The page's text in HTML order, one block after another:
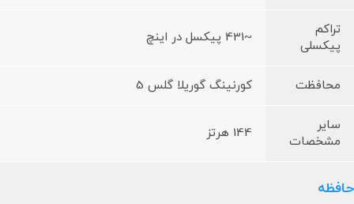
تراکم
پیکسلی
~431 پیکسل در اینچ
محافظت کورنینگ گوریلا گلس 5
سایر
مشخصات
144 هرتز
حافظه